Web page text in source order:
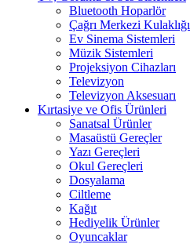
Bluetooth Hoparlör
Çağrı Merkezi Kulaklığı
Ev Sinema Sistemleri
Müzik Sistemleri
Projeksiyon Cihazları
Televizyon
Televizyon Aksesuarı
Kırtasiye ve Ofis Ürünleri
Sanatsal Ürünler
Masaüstü Gereçler
Yazı Gereçleri
Okul Gereçleri
Dosyalama
Ciltleme
Kağıt
Hediyelik Ürünler
Oyuncaklar